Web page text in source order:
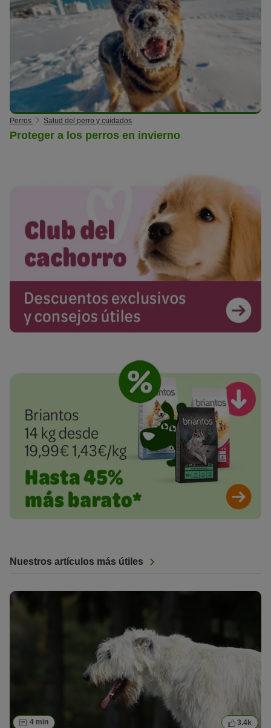
Perros Salud del perro y cuidados
Proteger a los perros en invierno
Nuestros artículos más útiles
4 min 3.4k